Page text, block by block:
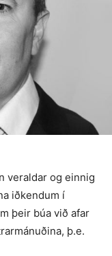
veraldar og einnig
iðkendum í
þeir búa við afar
þ.e.